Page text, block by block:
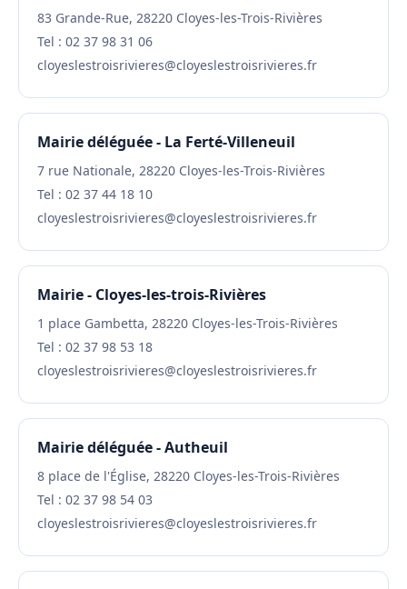
83 Grande-Rue, 28220 Cloyes-les-Trois-Rivières
Tel : 02 37 98 31 06
cloyeslestroisrivieres@cloyeslestroisrivieres.fr
Mairie déléguée - La Ferté-Villeneuil
7 rue Nationale, 28220 Cloyes-les-Trois-Rivières
Tel : 02 37 44 18 10
cloyeslestroisrivieres@cloyeslestroisrivieres.fr
Mairie - Cloyes-les-trois-Rivières
1 place Gambetta, 28220 Cloyes-les-Trois-Rivières
Tel : 02 37 98 53 18
cloyeslestroisrivieres@cloyeslestroisrivieres.fr
Mairie déléguée - Autheuil
8 place de l'Église, 28220 Cloyes-les-Trois-Rivières
Tel : 02 37 98 54 03
cloyeslestroisrivieres@cloyeslestroisrivieres.fr